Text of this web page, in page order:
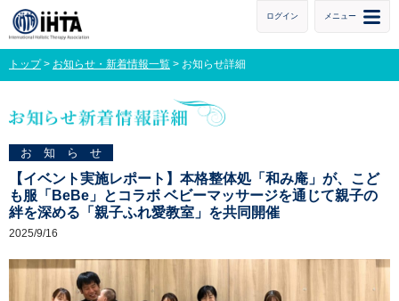
ログイン メニュー
トップ> お知らせ・新着情報一覧 > お知らせ詳細
お知らせ
【イベント実施レポート】本格整体処「和み庵」が、こど
も服「BeBe」とコラボ ベビーマッサージを通じて親子の
絆を深める「親子ふれ愛教室」を共同開催
2025/9/16